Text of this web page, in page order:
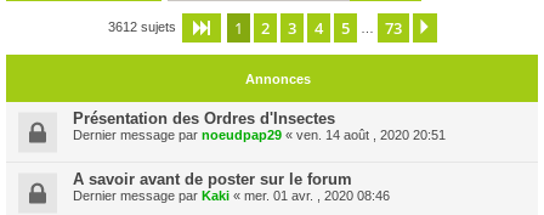
3612 sujets Page 1sur73
1 2 3 4 5 73
Annonces
Présentation des Ordres d'Insectes
Dernier message par noeudpap29 « ven. 14 août , 2020 20:51
A savoir avant de poster sur le forum
Dernier message par Kaki « mer. 01 avr. , 2020 08:46